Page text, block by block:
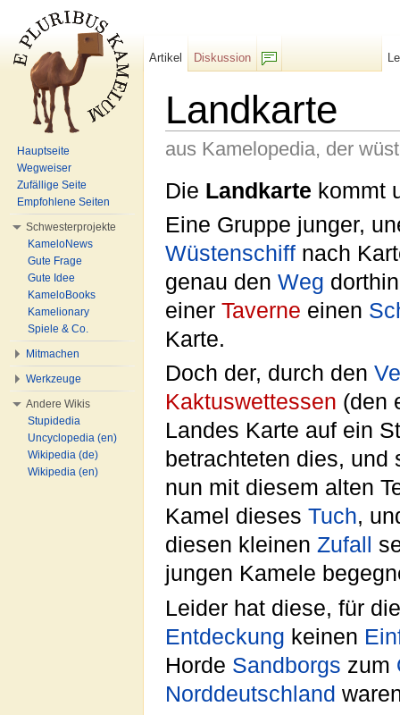
Landkarte
aus Kamelopedia, der
Die Landkarte kommt
Eine Gruppe junger,
Wüstenschiff nach
genau den Weg
einer Taverne einen
Karte.
Doch der, durch den
Kaktuswettessen (den
Landes Karte auf ein
betrachteten dies,
nun mit diesem alten
Kamel dieses Tuch,
diesen kleinen Zufall
jungen Kamele
Leider hat diese, für
Entdeckung keinen
Horde Sandborgs zum
Norddeutschland
Artikel
Diskussion
Hauptseite
Wegweiser
Zufällige Seite
Empfohlene Seiten
Schwesterprojekte
KameloNews
Gute Frage
Gute Idee
KameloBooks
Kamelionary
Spiele & Co.
Mitmachen
Werkzeuge
Andere Wikis
Stupidedia
Uncyclopedia (en)
Wikipedia (de)
Wikipedia (en)